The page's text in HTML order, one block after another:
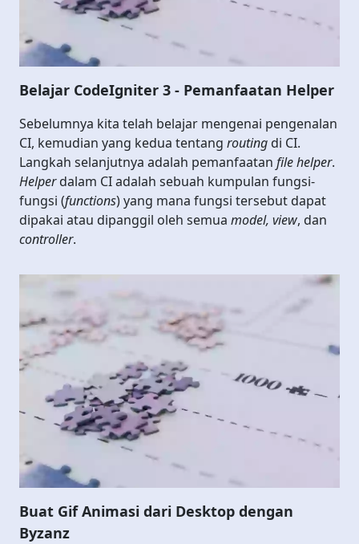
Belajar CodeIgniter 3 - Pemanfaatan Helper
Sebelumnya kita telah belajar mengenai pengenalan
CI, kemudian yang kedua tentang routingdi CI.
Langkah selanjutnya adalah pemanfaatan file helper.
Helperdalam CI adalah sebuah kumpulan fungsi-
fungsi (functions) yang mana fungsi tersebut dapat
dipakai atau dipanggil oleh semua model, view, dan
controller.
Buat Gif Animasi dari Desktop dengan
Byzanz